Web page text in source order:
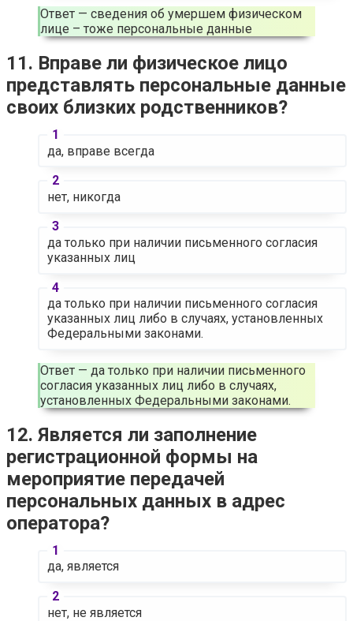
Ответ — сведения об умершем физическом
лице – тоже персональные данные
11. Вправе ли физическое лицо
представлять персональные данные
своих близких родственников?
да, вправе всегда
нет, никогда
да только при наличии письменного согласия
указанных лиц
да только при наличии письменного согласия
указанных лиц либо в случаях, установленных
Федеральными законами.
Ответ — да только при наличии письменного
согласия указанных лиц либо в случаях,
установленных Федеральными законами.
12. Является ли заполнение
регистрационной формы на
мероприятие передачей
персональных данных в адрес
оператора?
да, является
нет, не является